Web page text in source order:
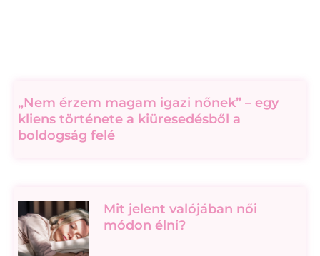
„Nem érzem magam igazi nőnek” – egy
kliens története a kiüresedésből a
boldogság felé
Mit jelent valójában női
módon élni?